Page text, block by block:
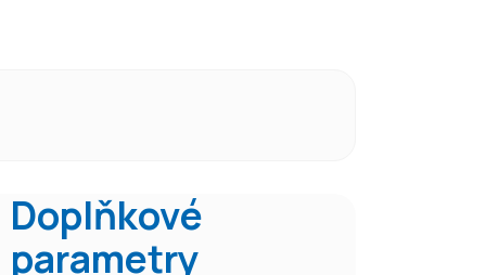
Doplňkové
parametry